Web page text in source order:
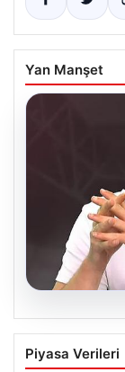
Yan Manşet
06.08.2026
Transfer
Burhan
Piyasa Verileri